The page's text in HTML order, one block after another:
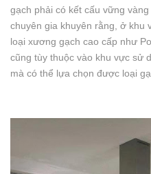
gạch phải có kết cấu vững
chuyên gia khuyên rằng, ở khu
loại xương gạch cao cấp như
cũng tùy thuộc vào khu vực sử
mà có thể lựa chọn được loại